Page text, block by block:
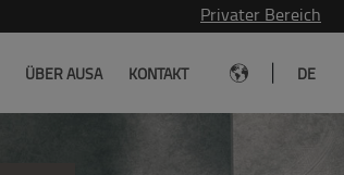
Privater Bereich
ÜBER AUSA KONTAKT DE